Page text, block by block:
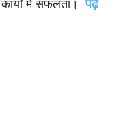
में सफलता।पढ़ें